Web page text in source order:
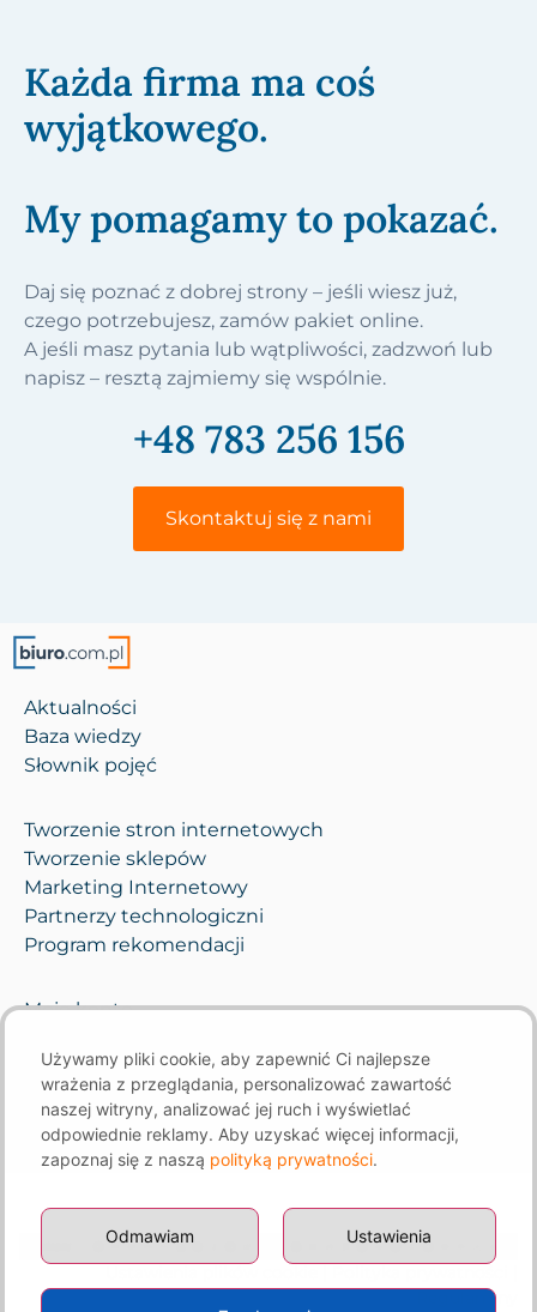
Każda firma ma coś
wyjątkowego.
My pomagamy to pokazać.
Daj się poznać z dobrej strony – jeśli wiesz już,
czego potrzebujesz, zamów pakiet online.
A jeśli masz pytania lub wątpliwości, zadzwoń lub
napisz – resztą zajmiemy się wspólnie.
+48 783 256 156
Skontaktuj się z nami
Aktualności
Baza wiedzy
Słownik pojęć
Tworzenie stron internetowych
Tworzenie sklepów
Marketing Internetowy
Partnerzy technologiczni
Program rekomendacji
Moje konto
Kontakt
Regulaminy
Używamy pliki cookie, aby zapewnić Ci najlepsze
wrażenia z przeglądania, personalizować zawartość
naszej witryny, analizować jej ruch i wyświetlać
odpowiednie reklamy. Aby uzyskać więcej informacji,
zapoznaj się z naszą polityką prywatności.
Ustawienia
Odmawiam